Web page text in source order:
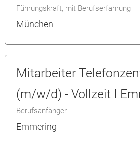
Führungskraft, mit Berufserfahrung
München
Mitarbeiter
(m/w/d) - Vollzeit I
Berufsanfänger
Emmering